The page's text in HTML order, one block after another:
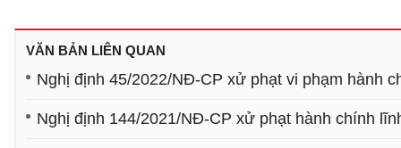
VĂN BẢN LIÊN QUAN
Nghị định 45/2022/NĐ-CP xử phạt vi phạm hành
Nghị định 144/2021/NĐ-CP xử phạt hành chính